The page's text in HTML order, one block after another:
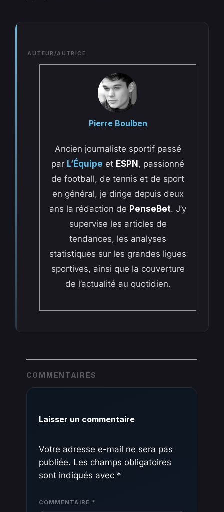
AUTEUR/AUTRICE
Pierre Boulben
Ancien journaliste sportif passé
par L’Équipe et ESPN , passionné
de football, de tennis et de sport
en général, je dirige depuis deux
ans la rédaction de PenseBet. J’y
supervise les articles de
tendances, les analyses
statistiques sur les grandes ligues
sportives, ainsi que la couverture
de l’actualité au quotidien.
COMMENTAIRES
Laisser un commentaire
Votre adresse e-mail ne sera pas
publiée. Les champs obligatoires
sont indiqués avec *
COMMENTAIRE *